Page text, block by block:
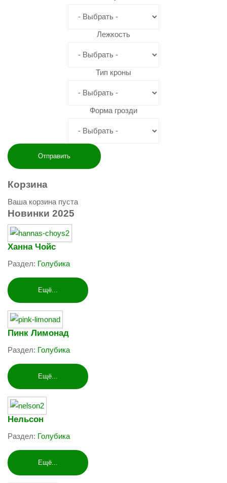
Лежкость
Тип кроны
Форма грозди
Корзина
Ваша корзина пуста
Новинки 2025
Ханна Чойс
Раздел: Голубика
Ещё...
Пинк Лимонад
Раздел: Голубика
Ещё...
Нельсон
Раздел: Голубика
Ещё...